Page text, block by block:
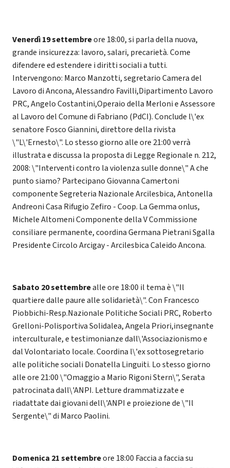
Venerdì 19 settembreore 18:00, si parla della nuova,
grande insicurezza: lavoro, salari, precarietà. Come
difendere ed estendere i diritti sociali a tutti.
Intervengono: Marco Manzotti, segretario Camera del
Lavoro di Ancona, Alessandro Favilli,Dipartimento Lavoro
PRC, Angelo Costantini,Operaio della Merloni e Assessore
al Lavoro del Comune di Fabriano (PdCI). Conclude l\'ex
senatore Fosco Giannini, direttore della rivista
\"L\'Ernesto\". Lo stesso giorno alle ore 21:00 verrà
illustrata e discussa la proposta di Legge Regionale n. 212,
2008: \"Interventi contro la violenza sulle donne\" A che
punto siamo? Partecipano Giovanna Camertoni
componente Segreteria Nazionale Arcilesbica, Antonella
Andreoni Casa Rifugio Zefiro - Coop. La Gemma onlus,
Michele Altomeni Componente della V Commissione
consiliare permanente, coordina Germana Pietrani Sgalla
Presidente Circolo Arcigay - Arcilesbica Caleido Ancona.
Sabato 20 settembrealle ore 18:00 il tema è \"Il
quartiere dalle paure alle solidarietà\". Con Francesco
Piobbichi-Resp.Nazionale Politiche Sociali PRC, Roberto
Grelloni-Polisportiva Solidalea, Angela Priori,insegnante
interculturale, e testimonianze dall\'Associazionismo e
dal Volontariato locale. Coordina l\'ex sottosegretario
alle politiche sociali Donatella Linguiti. Lo stesso giorno
alle ore 21:00 \"Omaggio a Mario Rigoni Stern\", Serata
patrocinata dall\'ANPI. Letture drammatizzate e
riadattate dai giovani dell\'ANPI e proiezione de \"Il
Sergente\" di Marco Paolini.
Domenica 21 settembreore 18:00 Faccia a faccia su